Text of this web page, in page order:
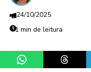
24/10/2025
1 min de leitura
Share on WhatsApp
Share